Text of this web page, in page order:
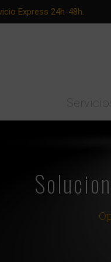
Express 24h-48h.
Servicios